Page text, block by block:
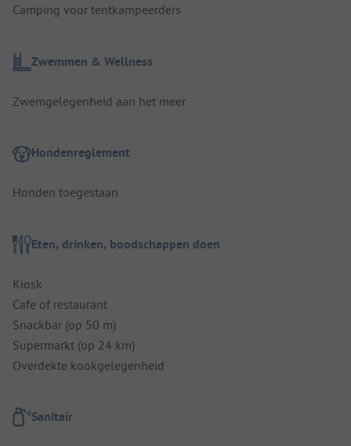
Camping voor tentkampeerders
Zwemmen & Wellness
Zwemgelegenheid aan het meer
Hondenreglement
Honden toegestaan
Eten, drinken, boodschappen doen
Kiosk
Cafe of restaurant
Snackbar (op 50 m)
Supermarkt (op 24 km)
Overdekte kookgelegenheid
Sanitair